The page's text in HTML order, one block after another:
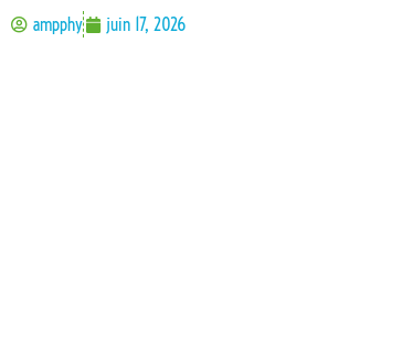
ampphy juin 17, 2026